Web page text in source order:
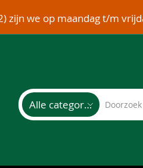
zijn we op maandag t/m
Alle categorieën